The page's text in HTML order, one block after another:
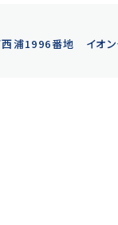
浦1996番地 イオン